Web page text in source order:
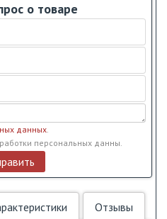
о товаре
данных.
*персональных данны.
Отзывы